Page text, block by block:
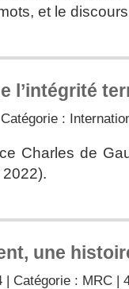
et le
l’intégrité
:
Charles de
une
| Catégorie : MRC |